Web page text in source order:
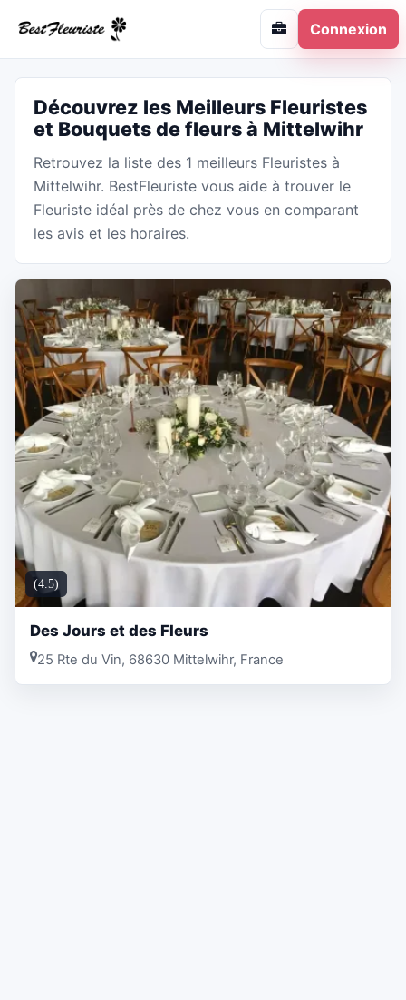
Connexion
Découvrez les Meilleurs Fleuristes
et Bouquets de fleurs à Mittelwihr
Retrouvez la liste des 1 meilleurs Fleuristes à
Mittelwihr. BestFleuriste vous aide à trouver le
Fleuriste idéal près de chez vous en comparant
les avis et les horaires.
(4.5)
Des Jours et des Fleurs
25 Rte du Vin, 68630 Mittelwihr, France